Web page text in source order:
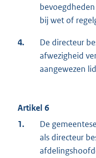
bij wet of
4.
De directeur
afwezigheid
aangewezen
Artikel 6
1.
De
als directeur